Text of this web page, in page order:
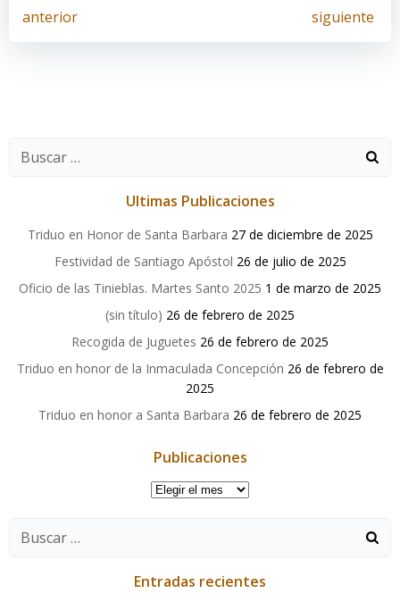
Navegación
entradas
anterior
Navegación
siguiente
Buscar:
Ultimas Publicaciones
Triduo en Honor de Santa Barbara 27 de diciembre de 2025
Festividad de Santiago Apóstol 26 de julio de 2025
Oficio de las Tinieblas. Martes Santo 2025 1 de marzo de 2025
(sin título) 26 de febrero de 2025
Recogida de Juguetes 26 de febrero de 2025
Triduo en honor de la Inmaculada Concepción 26 de febrero de
2025
Triduo en honor a Santa Barbara 26 de febrero de 2025
Publicaciones
Publicaciones
Buscar:
Entradas recientes